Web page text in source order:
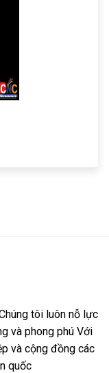
tôi luôn nỗ lực
và phong phú Với
và cộng đồng các
quốc